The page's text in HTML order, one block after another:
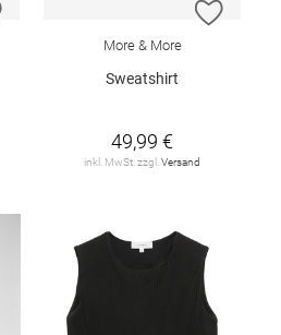
ZUR WUNSCHLISTE HINZUFÜGEN
ZUR
More & More
Sweatshirt
49,99 €
inkl. MwSt. zzgl. Versand